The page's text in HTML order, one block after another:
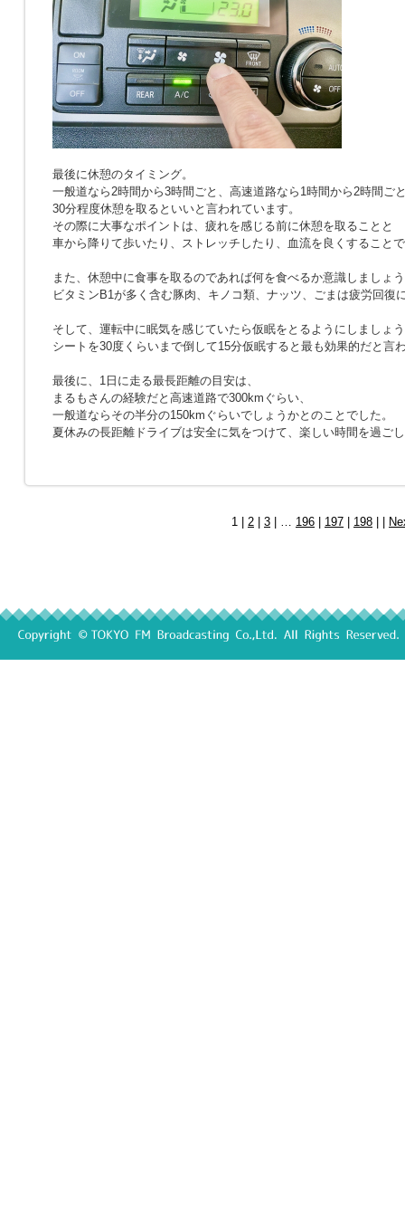
最後に休憩のタイミング。
一般道なら2時間から3時間ごと、高速道路なら1時間から2時間ご
30分程度休憩を取るといいと言われています。
その際に大事なポイントは、疲れを感じる前に休憩を取ることと
車から降りて歩いたり、ストレッチしたり、血流を良くすること
また、休憩中に食事を取るのであれば何を食べるか意識しましょ
ビタミンB1が多く含む豚肉、キノコ類、ナッツ、ごまは疲労回復
そして、運転中に眠気を感じていたら仮眠をとるようにしましょ
シートを30度くらいまで倒して15分仮眠すると最も効果的だと言
最後に、1日に走る最長距離の目安は、
まるもさんの経験だと高速道路で300kmぐらい、
一般道ならその半分の150kmぐらいでしょうかとのことでした。
夏休みの長距離ドライブは安全に気をつけて、楽しい時間を過ご
1 | 2 3 | … 196 197 198